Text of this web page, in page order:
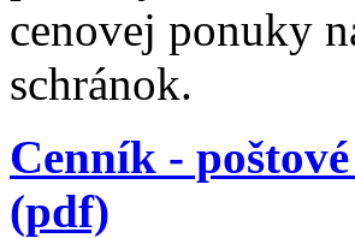
cenovej ponuky
schránok.
Cenník -
(pdf)